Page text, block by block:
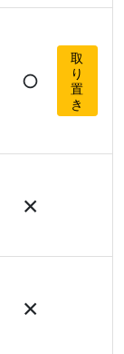
○
取
り
置
き
×
×